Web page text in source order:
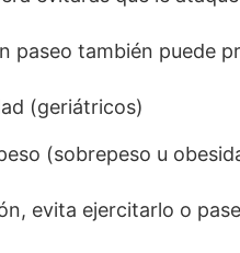
paseo también puede
(geriátricos)
(sobrepeso u
evita ejercitarlo o